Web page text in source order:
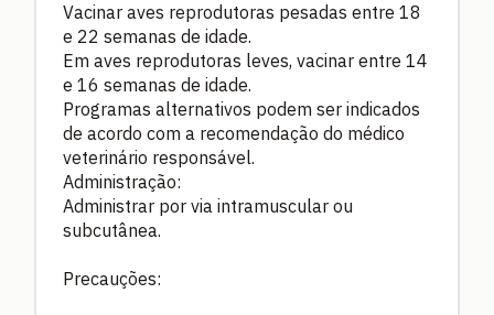
Vacinar aves reprodutoras pesadas entre 18
e 22 semanas de idade.
Em aves reprodutoras leves, vacinar entre 14
e 16 semanas de idade.
Programas alternativos podem ser indicados
de acordo com a recomendação do médico
veterinário responsável.
Administração:
Administrar por via intramuscular ou
subcutânea.
Precauções: